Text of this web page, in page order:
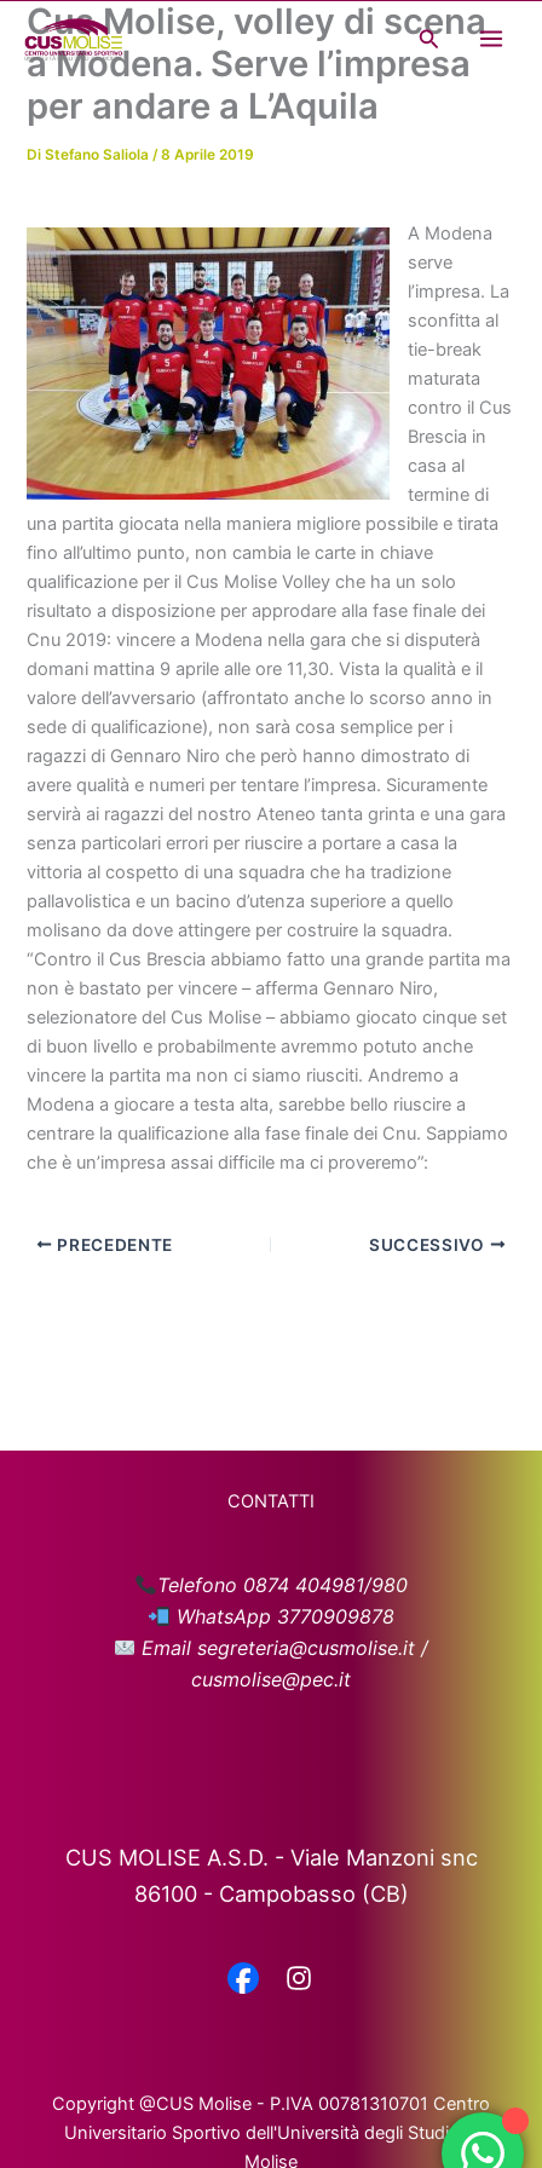
contenuto
Cerca
Cus Molise, volley di scena
a Modena. Serve l’impresa
per andare a L’Aquila
DiStefano Saliola/8 Aprile 2019
A Modena
serve
l’impresa. La
sconfitta al
tie-break
maturata
contro il Cus
Brescia in
casa al
termine di
una partita giocata nella maniera migliore possibile e tirata
fino all’ultimo punto, non cambia le carte in chiave
qualificazione per il Cus Molise Volley che ha un solo
risultato a disposizione per approdare alla fase finale dei
Cnu 2019: vincere a Modena nella gara che si disputerà
domani mattina 9 aprile alle ore 11,30. Vista la qualità e il
valore dell’avversario (affrontato anche lo scorso anno in
sede di qualificazione), non sarà cosa semplice per i
ragazzi di Gennaro Niro che però hanno dimostrato di
avere qualità e numeri per tentare l’impresa. Sicuramente
servirà ai ragazzi del nostro Ateneo tanta grinta e una gara
senza particolari errori per riuscire a portare a casa la
vittoria al cospetto di una squadra che ha tradizione
pallavolistica e un bacino d’utenza superiore a quello
molisano da dove attingere per costruire la squadra.
“Contro il Cus Brescia abbiamo fatto una grande partita ma
non è bastato per vincere – afferma Gennaro Niro,
selezionatore del Cus Molise – abbiamo giocato cinque set
di buon livello e probabilmente avremmo potuto anche
vincere la partita ma non ci siamo riusciti. Andremo a
Modena a giocare a testa alta, sarebbe bello riuscire a
centrare la qualificazione alla fase finale dei Cnu. Sappiamo
che è un’impresa assai difficile ma ci proveremo”:
PRECEDENTE SUCCESSIVO
CONTATTI
Telefono 0874 404981/980
WhatsApp 3770909878
Email segreteria@cusmolise.it /
cusmolise@pec.it
CUS MOLISE A.S.D. - Viale Manzoni snc
86100 - Campobasso (CB)
Copyright @CUS Molise - P.IVA 00781310701 Centro
Universitario Sportivo dell'Università degli Studi del
Molise